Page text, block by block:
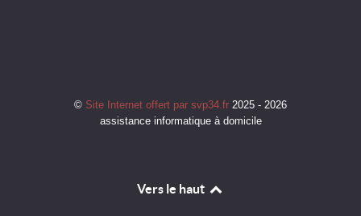
© Site Internet offert par svp34.fr 2025 - 2026
assistance informatique à domicile
Vers le haut